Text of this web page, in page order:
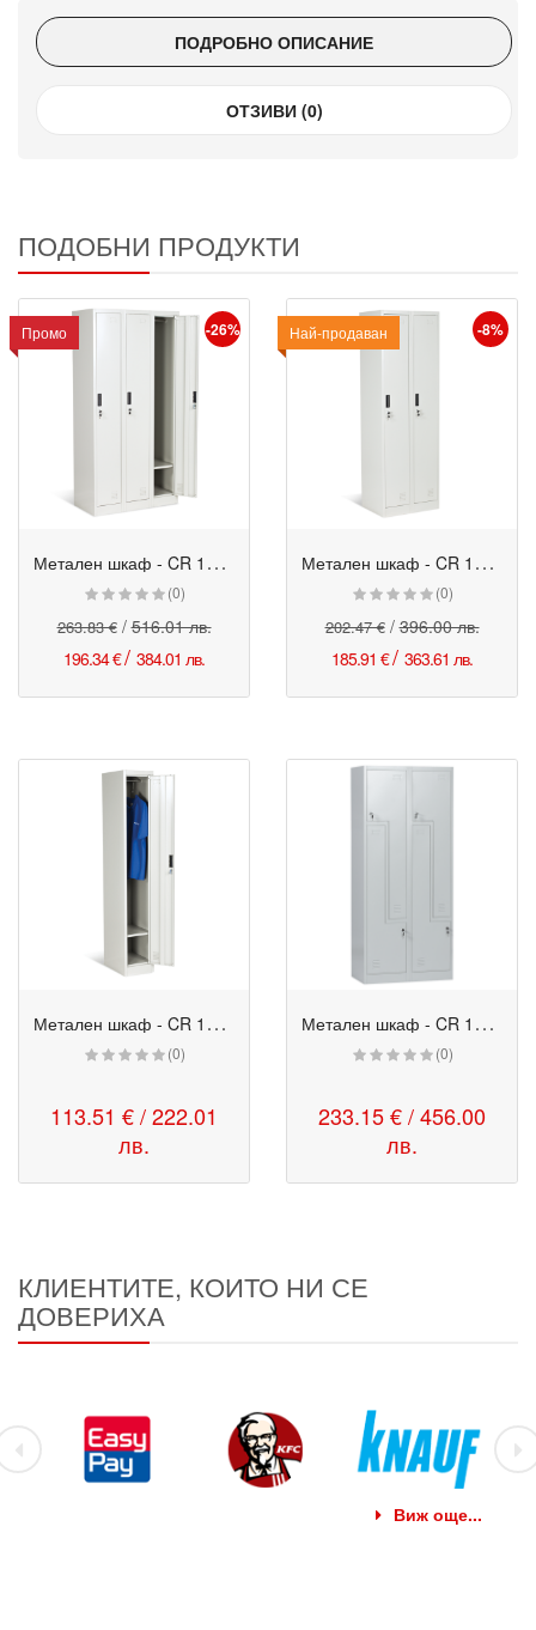
ПОДРОБНО ОПИСАНИЕ
ОТЗИВИ (0)
ПОДОБНИ ПРОДУКТИ
Промо
Промо
-26%
М
етален шкаф - CR 1242 сив
(0)
263.83 €/516.01 лв.
196.34 €/ 384.01 лв.
Промо
Най-продаван
Промо
-8%
М
етален шкаф - CR 1242-2 сив
(0)
202.47 €/396.00 лв.
185.91 €/ 363.61 лв.
М
етален шкаф - CR 1242-1 сив
(0)
113.51 € / 222.01
лв.
М
етален шкаф - CR 1280 L сив
(0)
233.15 € / 456.00
лв.
КЛИЕНТИТЕ, КОИТО НИ СЕ
ДОВЕРИХА
Виж още...